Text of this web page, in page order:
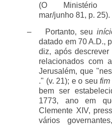
(O Ministério
mar/junho 81, p. 25).
–
Portanto, seu
datado em 70 A.D.,
diz, após descrever
relacionados com
Jerusalém, que
." (v. 21); e o seufim
bem ser
1773, ano em
Clemente XIV,
vários